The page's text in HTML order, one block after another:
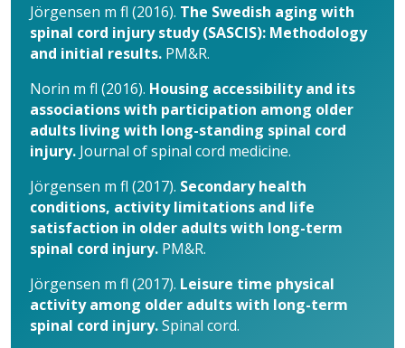
Jörgensen m fl (2016). The Swedish aging with
spinal cord injury study (SASCIS): Methodology
and initial results. PM&R.
Norin m fl (2016). Housing accessibility and its
associations with participation among older
adults living with long-standing spinal cord
injury. Journal of spinal cord medicine.
Jörgensen m fl (2017). Secondary health
conditions, activity limitations and life
satisfaction in older adults with long-term
spinal cord injury. PM&R.
Jörgensen m fl (2017). Leisure time physical
activity among older adults with long-term
spinal cord injury.Spinal cord.